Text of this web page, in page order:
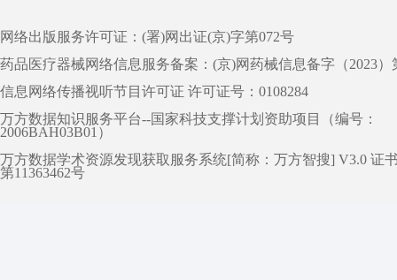
网络出版服务许可证：(署)网出证(京)字第072号
药品医疗器械网络信息服务备案：(京)网药械信息备字（2023）
信息网络传播视听节目许可证 许可证号：0108284
万方数据知识服务平台--国家科技支撑计划资助项目（编号：
2006BAH03B01）
万方数据学术资源发现获取服务系统[简称：万方智搜] V3.0 证
第11363462号